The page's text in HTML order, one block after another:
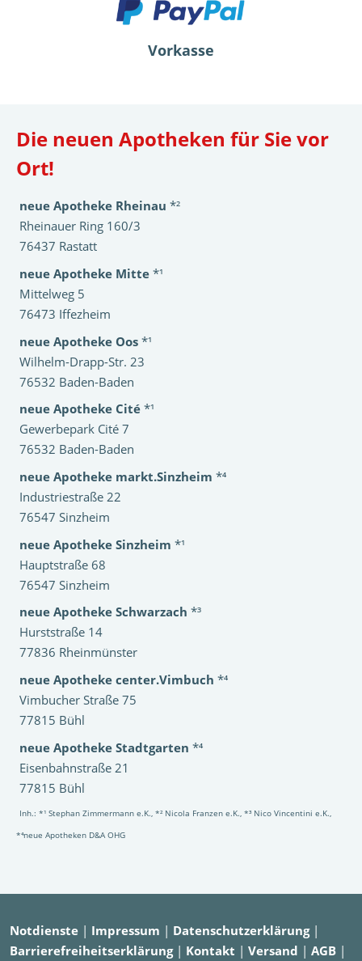
Vorkasse
Die neuen Apotheken für Sie vor
Ort!
neue Apotheke Rheinau *²
Rheinauer Ring 160/3
76437 Rastatt
neue Apotheke Mitte *¹
Mittelweg 5
76473 Iffezheim
neue Apotheke Oos *¹
Wilhelm-Drapp-Str. 23
76532 Baden-Baden
neue Apotheke Cité *¹
Gewerbepark Cité 7
76532 Baden-Baden
neue Apotheke markt.Sinzheim *⁴
Industriestraße 22
76547 Sinzheim
neue Apotheke Sinzheim *¹
Hauptstraße 68
76547 Sinzheim
neue Apotheke Schwarzach *³
Hurststraße 14
77836 Rheinmünster
neue Apotheke center.Vimbuch *⁴
Vimbucher Straße 75
77815 Bühl
neue Apotheke Stadtgarten *⁴
Eisenbahnstraße 21
77815 Bühl
Inh.: *¹ Stephan Zimmermann e.K., *² Nicola Franzen e.K., *³ Nico Vincentini e.K.,
*⁴neue Apotheken D&A OHG
Notdienste | Impressum | Datenschutzerklärung|
Barrierefreiheitserklärung| Kontakt | Versand | AGB |